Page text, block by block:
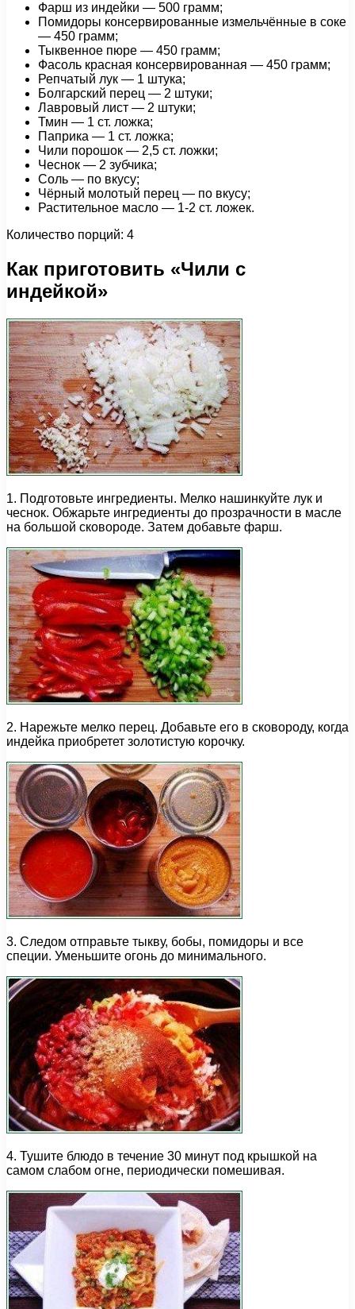
Фарш из индейки — 500 грамм;
Помидоры консервированные измельчённые в соке
— 450 грамм;
Тыквенное пюре — 450 грамм;
Фасоль красная консервированная — 450 грамм;
Репчатый лук — 1 штука;
Болгарский перец — 2 штуки;
Лавровый лист — 2 штуки;
Тмин — 1 ст. ложка;
Паприка — 1 ст. ложка;
Чили порошок — 2,5 ст. ложки;
Чеснок — 2 зубчика;
Соль — по вкусу;
Чёрный молотый перец — по вкусу;
Растительное масло — 1-2 ст. ложек.
Количество порций: 4
Как приготовить «Чили с
индейкой»
1. Подготовьте ингредиенты. Мелко нашинкуйте лук и
чеснок. Обжарьте ингредиенты до прозрачности в масле
на большой сковороде. Затем добавьте фарш.
2. Нарежьте мелко перец. Добавьте его в сковороду, когда
индейка приобретет золотистую корочку.
3. Следом отправьте тыкву, бобы, помидоры и все
специи. Уменьшите огонь до минимального.
4. Тушите блюдо в течение 30 минут под крышкой на
самом слабом огне, периодически помешивая.